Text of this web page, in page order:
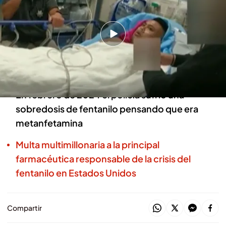
Redacción digital Noticias Cuatro
05 MAR 2025 - 17:56h.
Marvin Morales, agente de Sacramento,
consumía las drogas que confiscaba a los
criminales
En febrero de 2024 el policía sufrió una
sobredosis de fentanilo pensando que era
metanfetamina
Multa multimillonaria a la principal
farmacéutica responsable de la crisis del
fentanilo en Estados Unidos
Compartir